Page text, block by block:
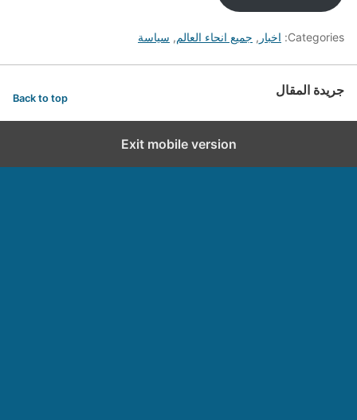
Categories: اخبار , جميع انحاء العالم, سياسة
جريدة المقال Back to top
Exit mobile version